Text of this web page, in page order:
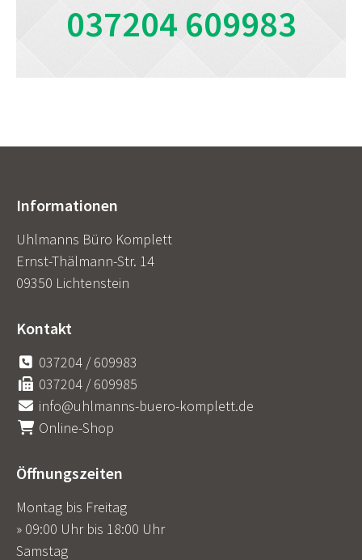
037204 609983
Informationen
Uhlmanns Büro Komplett
Ernst-Thälmann-Str. 14
09350 Lichtenstein
Kontakt
037204 / 609983
037204 / 609985
info@uhlmanns-buero-komplett.de
Online-Shop
Öffnungszeiten
Montag bis Freitag
» 09:00 Uhr bis 18:00 Uhr
Samstag